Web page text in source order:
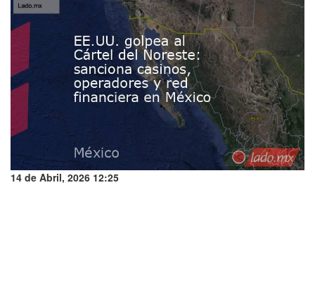
14 de Abril, 2026 12:25